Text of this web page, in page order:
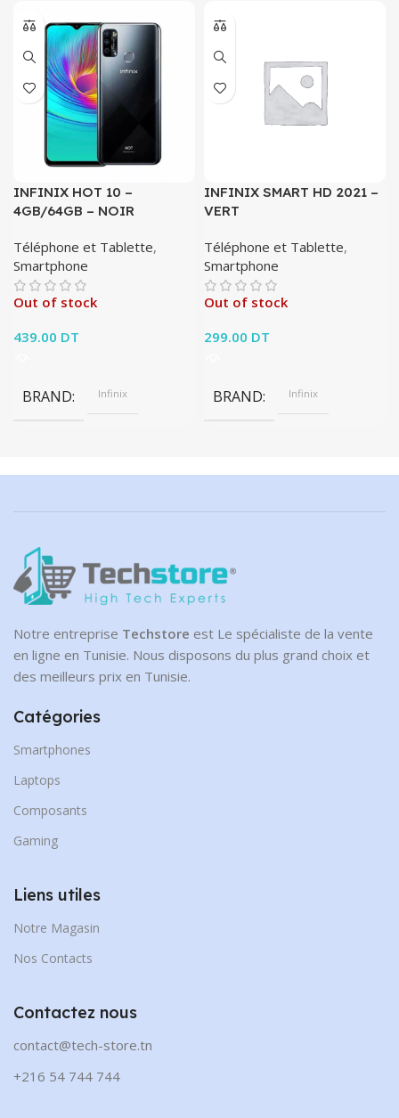
INFINIX HOT 10 –
4GB/64GB – NOIR
Téléphone et Tablette,
Smartphone
Out of stock
439.00 DT
BRAND Infinix
INFINIX SMART HD 2021 –
VERT
Téléphone et Tablette,
Smartphone
Out of stock
299.00 DT
BRAND Infinix
Notre entreprise Techstore est Le spécialiste de la vente
en ligne en Tunisie. Nous disposons du plus grand choix et
des meilleurs prix en Tunisie.
Catégories
Smartphones
Laptops
Composants
Gaming
Liens utiles
Notre Magasin
Nos Contacts
Contactez nous
contact@tech-store.tn
+216 54 744 744